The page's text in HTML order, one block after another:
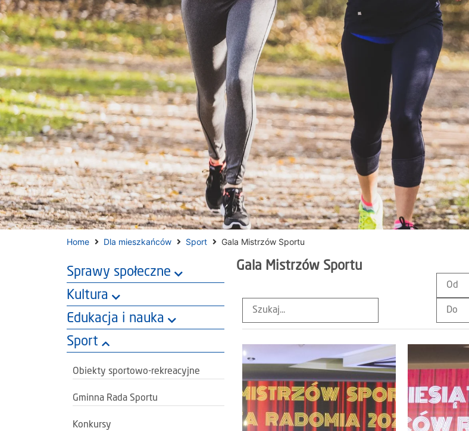
Home Dla mieszkańców Sport Gala Mistrzów Sportu
Sprawy społeczne
Kultura
Edukacja i nauka
Sport
Obiekty sportowo-rekreacyjne
Gminna Rada Sportu
Konkursy
Gala Mistrzów Sportu